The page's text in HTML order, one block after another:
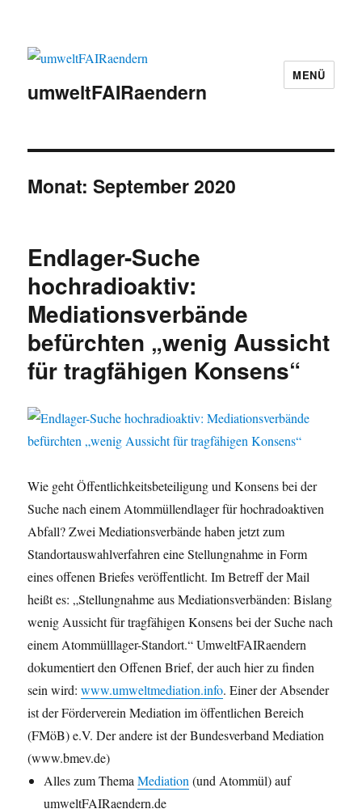
umweltFAIRaendern
MENÜ
Monat:September 2020
Endlager-Suche
hochradioaktiv:
Mediationsverbände
befürchten „wenig Aussicht
für tragfähigen Konsens“
Wie geht Öffentlichkeitsbeteiligung und Konsens bei der
Suche nach einem Atommüllendlager für hochradoaktiven
Abfall? Zwei Mediationsverbände haben jetzt zum
Standortauswahlverfahren eine Stellungnahme in Form
eines offenen Briefes veröffentlicht. Im Betreff der Mail
heißt es: „Stellungnahme aus Mediationsverbänden: Bislang
wenig Aussicht für tragfähigen Konsens bei der Suche nach
einem Atommülllager-Standort.“ UmweltFAIRaendern
dokumentiert den Offenen Brief, der auch hier zu finden
sein wird:www.umweltmediation.info. Einer der Absender
ist der Förderverein Mediation im öffentlichen Bereich
(FMöB) e.V. Der andere ist der Bundesverband Mediation
(www.bmev.de)
Alles zum ThemaMediation(und Atommül) auf
umweltFAIRaendern.de